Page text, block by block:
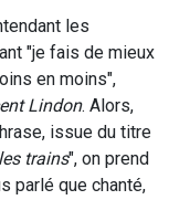
les
"je fais de mieux
en moins",
Lindon. Alors,
issue du titre
trains", on prend
parlé que chanté,